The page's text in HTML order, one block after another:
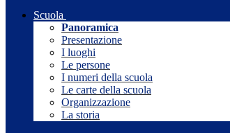
Scuola
Panoramica
Presentazione
I luoghi
Le persone
I numeri della scuola
Le carte della scuola
Organizzazione
La storia